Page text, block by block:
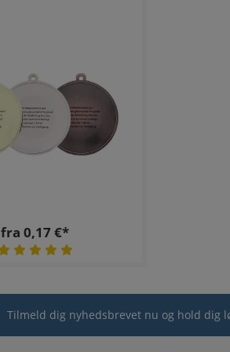
fra 0,17 €*
Tilmeld dig nyhedsbrevet nu og hold dig